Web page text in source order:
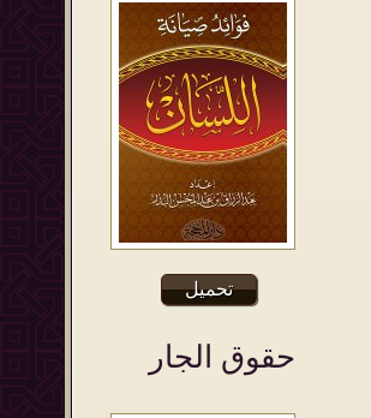
تحميل
حقوق الجار